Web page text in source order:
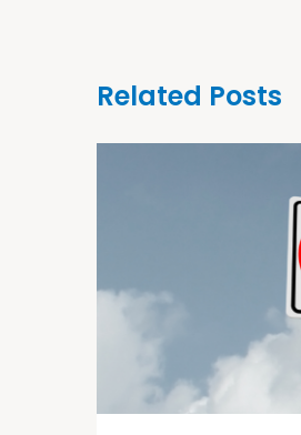
Related Posts